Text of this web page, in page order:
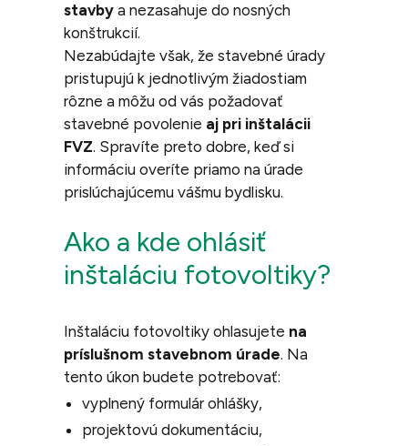
stavby a nezasahuje do nosných
konštrukcií.
Nezabúdajte však, že stavebné úrady
pristupujú k jednotlivým žiadostiam
rôzne a môžu od vás požadovať
stavebné povolenie aj pri inštalácii
FVZ. Spravíte preto dobre, keď si
informáciu overíte priamo na úrade
prislúchajúcemu vášmu bydlisku.
Ako a kde ohlásiť
inštaláciu fotovoltiky?
Inštaláciu fotovoltiky ohlasujete na
príslušnom stavebnom úrade. Na
tento úkon budete potrebovať:
vyplnený formulár ohlášky,
projektovú dokumentáciu,